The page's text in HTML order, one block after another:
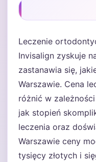
Leczenie
Invisalign zyskuje
zastanawia się,
Warszawie. Cena
różnić w
jak stopień
leczenia oraz
Warszawie ceny
tysięcy złotych i